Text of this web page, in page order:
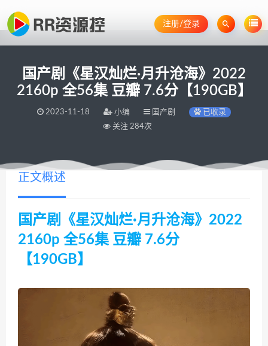
注册/登录
国产剧《星汉灿烂·月升沧海》2022
2160p 全56集 豆瓣 7.6分【190GB】
2023-11-18 小编 国产剧
已收录
关注 284次
正文概述
国产剧《星汉灿烂·月升沧海》2022
2160p 全56集 豆瓣 7.6分
【190GB】